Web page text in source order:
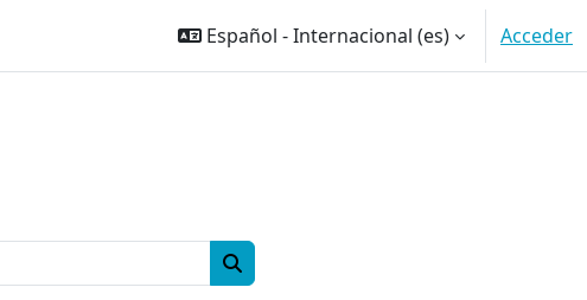
Español - Internacional ‎(es)‎ Acceder
Buscar cursos
Buscar cursos